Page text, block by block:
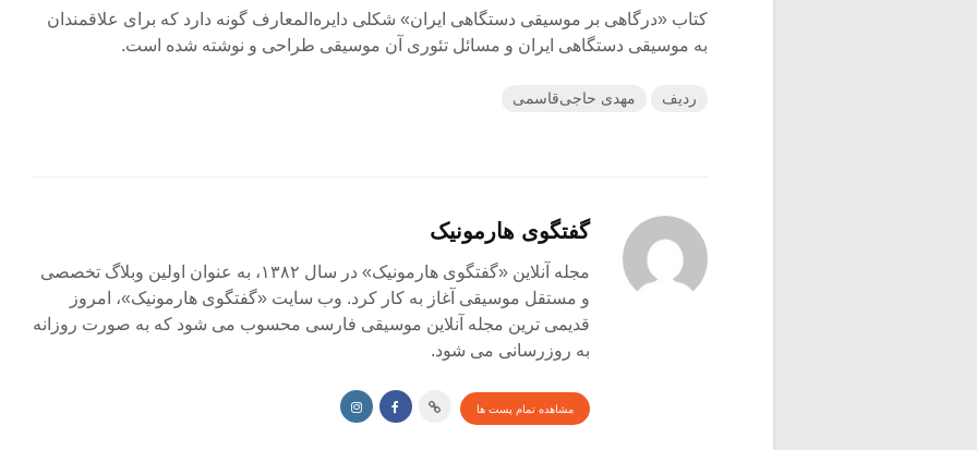
کتاب «درگاهی بر موسیقی دستگاهی ایران» شکلی دایره‌المعارف گونه دارد که برای علاقمندان
به موسیقی دستگاهی ایران و مسائل تئوری آن موسیقی طراحی و نوشته شده است.
ردیف مهدی حاجی‌قاسمی
گفتگوی هارمونیک
مجله آنلاین «گفتگوی هارمونیک» در سال ۱۳۸۲، به عنوان اولین وبلاگ تخصصی
و مستقل موسیقی آغاز به کار کرد. وب سایت «گفتگوی هارمونیک»، امروز
قدیمی ترین مجله آنلاین موسیقی فارسی محسوب می شود که به صورت روزانه
به روزرسانی می شود.
مشاهده تمام پست ها